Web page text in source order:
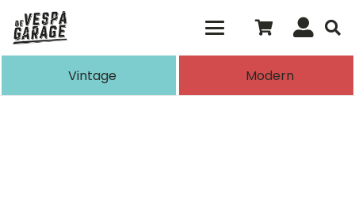
de resultaten voor automatisch
Vintage Modern